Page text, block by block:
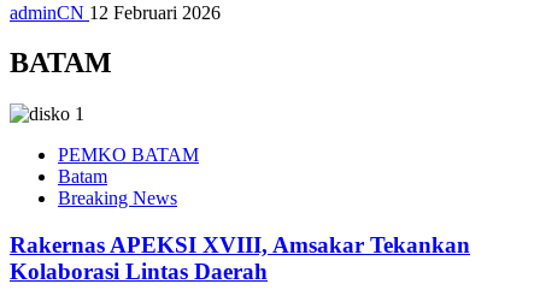
adminCN 12 Februari 2026
BATAM
PEMKO BATAM
Batam
Breaking News
Rakernas APEKSI XVIII, Amsakar Tekankan
Kolaborasi Lintas Daerah